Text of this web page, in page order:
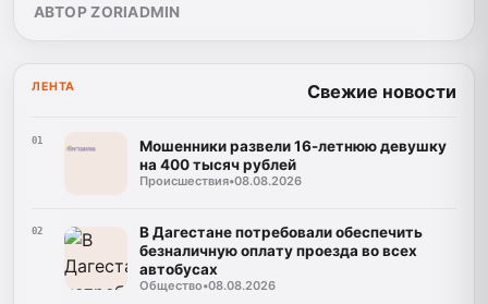
АВТОР ZORIADMIN
ЛЕНТА Свежие новости
01
Мошенники развели 16-летнюю девушку
на 400 тысяч рублей
Происшествия•08.08.2026
02
В Дагестане потребовали обеспечить
безналичную оплату проезда во всех
автобусах
Общество•08.08.2026